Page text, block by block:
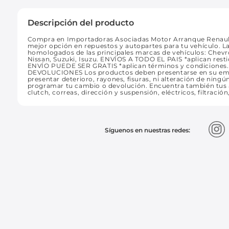
Descripción del producto
Compra en Importadoras Asociadas Motor Arranque
mejor opción en repuestos y autopartes para tu vehículo.
homologados de las principales marcas de vehículos:
Nissan, Suzuki, Isuzu. ENVÍOS A TODO EL PAIS *aplican
ENVÍO PUEDE SER GRATIS *aplican términos y
DEVOLUCIONES Los productos deben presentarse en su
presentar deterioro, rayones, fisuras, ni alteración de
programar tu cambio o devolución. Encuentra también
clutch, correas, dirección y suspensión, eléctricos,
Síguenos en nuestras redes: